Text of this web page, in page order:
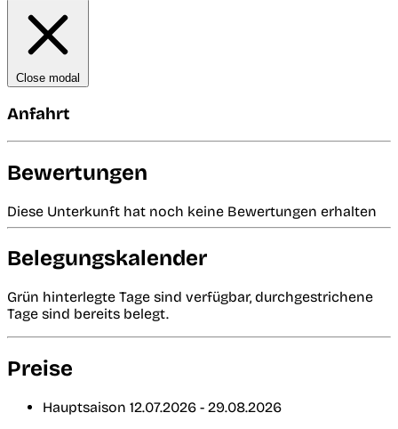
Close modal
Anfahrt
Bewertungen
Diese Unterkunft hat noch keine Bewertungen erhalten
Belegungskalender
Grün hinterlegte Tage sind verfügbar, durchgestrichene
Tage sind bereits belegt.
Preise
Hauptsaison 12.07.2026 - 29.08.2026